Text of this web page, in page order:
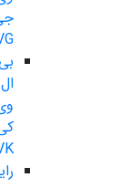
ال